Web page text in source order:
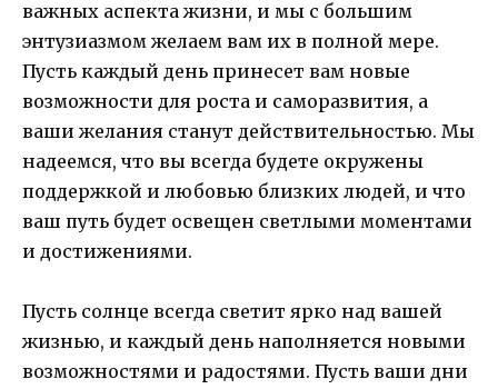
важных аспекта жизни, и мы с большим
энтузиазмом желаем вам их в полной мере.
Пусть каждый день принесет вам новые
возможности для роста и саморазвития, а
ваши желания станут действительностью. Мы
надеемся, что вы всегда будете окружены
поддержкой и любовью близких людей, и что
ваш путь будет освещен светлыми моментами
и достижениями.
Пусть солнце всегда светит ярко над вашей
жизнью, и каждый день наполняется новыми
возможностями и радостями. Пусть ваши дни